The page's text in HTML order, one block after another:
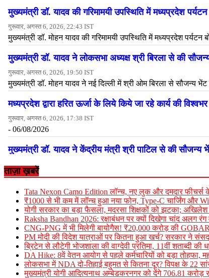
ताज़ा ख़बरें
Tata Nexon Camo Edition लॉन्च, नए लुक और दमदार फीचर्स
₹1000 से भी कम में लॉन्च हुआ नया फोन, Type-C चार्जिंग और
योगी सरकार का बड़ा फैसला, मदरसा शिक्षकों को झटका; अखिलेश
Raksha Bandhan 2026: रक्षाबंधन पर क्यों दिखेगा चांद अलग
CNG-PNG में भी मिलेगी बायोगैस! ₹20,000 करोड़ की
PM मोदी की विदेश यात्राओं पर कितना हुआ खर्च? सरकार ने
ब्रिटेन से लौटेगी भोजशाला की वाग्देवी प्रतिमा, 11वीं शताब्दी
DA Hike: 8वें वेतन आयोग से पहले कर्मचारियों को बड़ा तोहफा,
लोकसभा में NDA दो-तिहाई बहुमत से कितना दूर? विपक्ष के 22
मुख्यमंत्री योगी आदित्यनाथ अम्बेडकरनगर को देंगे 706.81 करोड़